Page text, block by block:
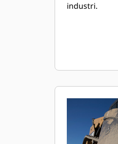
industri.